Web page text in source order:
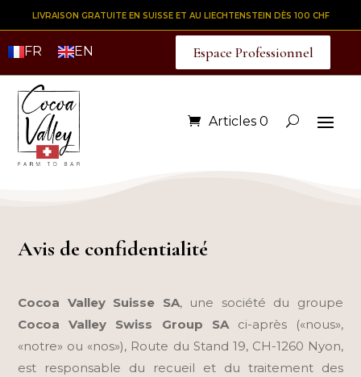
LIVRAISON GRATUITE EN SUISSE ET AU LIECHTENSTEIN DÈS 100 CHF
FR EN Espace Professionnel
Articles 0
Avis de confidentialité
Cocoa Valley Suisse SA, une société du groupe
Cocoa Valley Swiss Group SA ci-après («nous»,
«notre» ou «nos»), Route du Stand 19, CH-1260 Nyon,
est responsable du recueil et du traitement des